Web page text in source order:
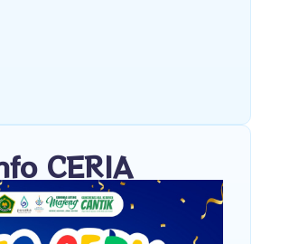
CERIA